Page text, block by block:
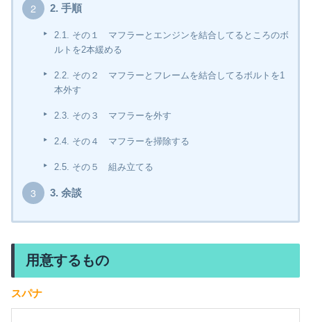
2. 手順
2.1. その１ マフラーとエンジンを結合してるところのボ
ルトを2本緩める
2.2. その２ マフラーとフレームを結合してるボルトを1
本外す
2.3. その３ マフラーを外す
2.4. その４ マフラーを掃除する
2.5. その５ 組み立てる
3. 余談
用意するもの
スパナ